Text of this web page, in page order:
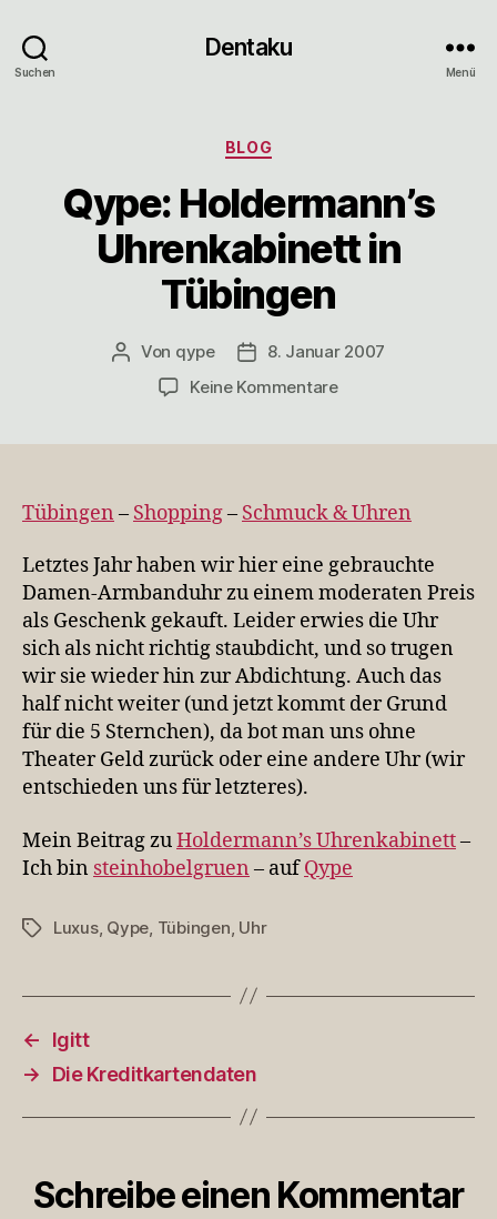
Suchen
Dentaku
Menü
Kategorien
BLOG
Qype: Holdermann’s
Uhrenkabinett in
Tübingen
Beitragsautor
Von qype Veröffentlichungsdatum
8. Januar 2007
Keine Kommentarezu
Tübingen
Tübingen – Shopping– Schmuck & Uhren
Letztes Jahr haben wir hier eine gebrauchte
Damen-Armbanduhr zu einem moderaten Preis
als Geschenk gekauft. Leider erwies die Uhr
sich als nicht richtig staubdicht, und so trugen
wir sie wieder hin zur Abdichtung. Auch das
half nicht weiter (und jetzt kommt der Grund
für die 5 Sternchen), da bot man uns ohne
Theater Geld zurück oder eine andere Uhr (wir
entschieden uns für letzteres).
Mein Beitrag zuHoldermann’s Uhrenkabinett–
Ich bin steinhobelgruen – aufQype
Schlagwörter
Luxus, Qype Tübingen Uhr
←
Igitt
→
Die Kreditkartendaten
Schreibe einen Kommentar